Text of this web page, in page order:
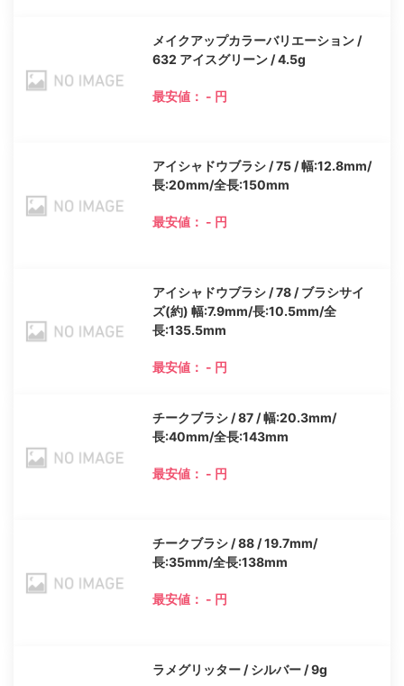
メイクアップカラーバリエーション /
632 アイスグリーン / 4.5g
最安値： - 円
アイシャドウブラシ / 75 / 幅:12.8mm/
長:20mm/全長:150mm
最安値： - 円
アイシャドウブラシ / 78 / ブラシサイ
ズ(約) 幅:7.9mm/長:10.5mm/全
長:135.5mm
最安値： - 円
チークブラシ / 87 / 幅:20.3mm/
長:40mm/全長:143mm
最安値： - 円
チークブラシ / 88 / 19.7mm/
長:35mm/全長:138mm
最安値： - 円
ラメグリッター / シルバー / 9g